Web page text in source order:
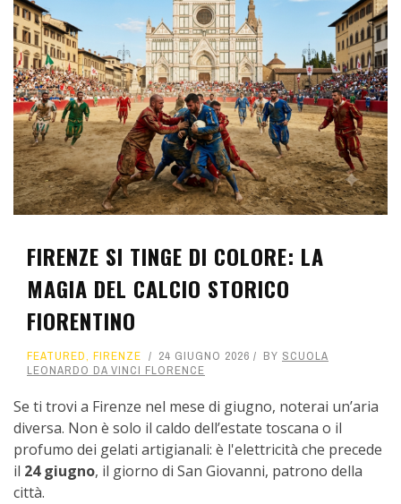
FIRENZE SI TINGE DI COLORE: LA
MAGIA DEL CALCIO STORICO
FIORENTINO
FEATURED, FIRENZE 24 GIUGNO 2026 BY SCUOLA
LEONARDO DA VINCI FLORENCE
Se ti trovi a Firenze nel mese di giugno, noterai un’aria
diversa. Non è solo il caldo dell’estate toscana o il
profumo dei gelati artigianali: è l'elettricità che precede
il 24 giugno, il giorno di San Giovanni, patrono della
città.